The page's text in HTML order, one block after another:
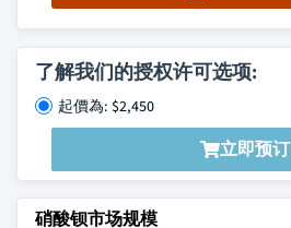
了解我们的授权许可选项:
起價為: $2,450
立即预订
硝酸钡市场规模